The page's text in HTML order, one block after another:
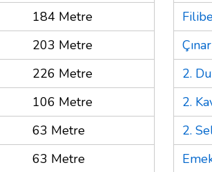
184 Metre
203 Metre
226 Metre
106 Metre
63 Metre
63 Metre
2.
2.
2.